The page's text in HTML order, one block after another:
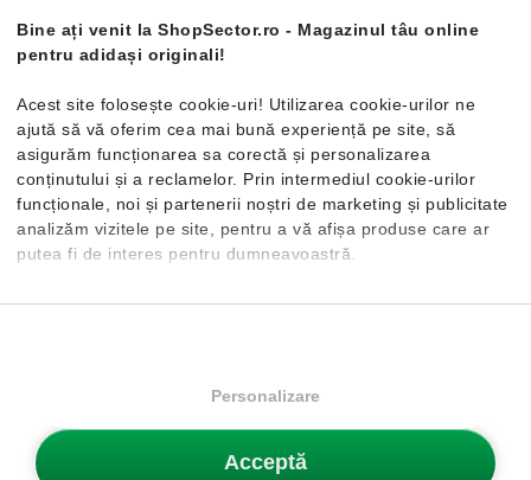
Bine ați venit la ShopSector.ro - Magazinul tâu online
pentru adidași originali!
Acest site folosește cookie-uri! Utilizarea cookie-urilor ne
ajută să vă oferim cea mai bună experiență pe site, să
asigurăm funcționarea sa corectă și personalizarea
conținutului și a reclamelor. Prin intermediul cookie-urilor
funcționale, noi și partenerii noștri de marketing și publicitate
analizăm vizitele pe site, pentru a vă afișa produse care ar
putea fi de interes pentru dumneavoastră.
Mai multe informații despre cookie-uri puteți obține vizitând
o puteți face din opțiunea de Personalizare.
Acceptă
Personalizare
Categorii
Bărbați
Femei
Copii
Servicii Clienți
SCHIMB SAU RETUR
Cum să alegi mărimea potrivită
Politica de confidențialitate și cookie-uri